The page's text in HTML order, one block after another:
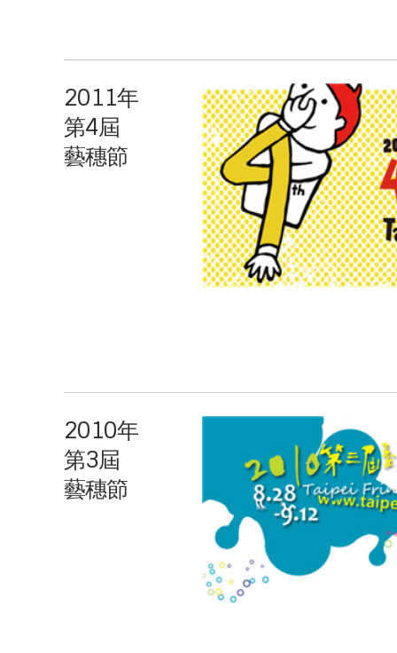
2011年
第4屆
藝穗節
2010年
第3屆
藝穗節